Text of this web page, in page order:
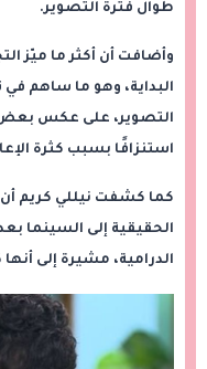
طوال فترة التصوير.
وأضافت أن أكثر ما ميّز
البداية، وهو ما ساهم في
التصوير، على عكس بعض
استنزافًا بسبب كثرة
كما كشفت نيللي كريم
الحقيقية إلى السينما
الدرامية، مشيرة إلى